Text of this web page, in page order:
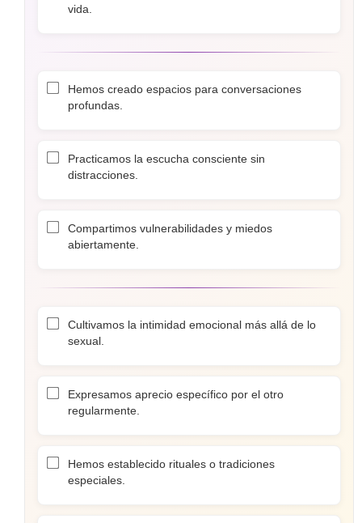
vida.
Hemos creado espacios para conversaciones
profundas.
Practicamos la escucha consciente sin
distracciones.
Compartimos vulnerabilidades y miedos
abiertamente.
Cultivamos la intimidad emocional más allá de lo
sexual.
Expresamos aprecio específico por el otro
regularmente.
Hemos establecido rituales o tradiciones
especiales.